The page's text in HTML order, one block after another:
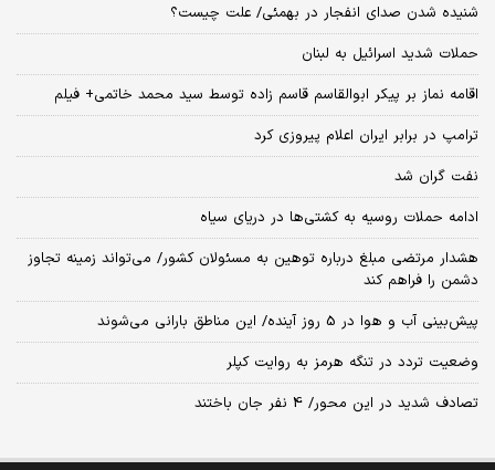
شنیده شدن صدای انفجار در بهمئی/ علت چیست؟
حملات شدید اسرائیل به لبنان
اقامه نماز بر پیکر ابوالقاسم قاسم زاده توسط سید محمد خاتمی+ فیلم
ترامپ در برابر ایران اعلام پیروزی کرد
نفت گران شد
ادامه حملات روسیه به کشتی‌ها در دریای سیاه
هشدار مرتضی مبلغ درباره توهین به مسئولان کشور/ می‌تواند زمینه تجاوز
دشمن را فراهم کند
پیش‌بینی آب و هوا در 5 روز آینده/ این مناطق بارانی می‌شوند
وضعیت تردد در تنگه هرمز به روایت کپلر
تصادف شدید در این محور/ 4 نفر جان باختند